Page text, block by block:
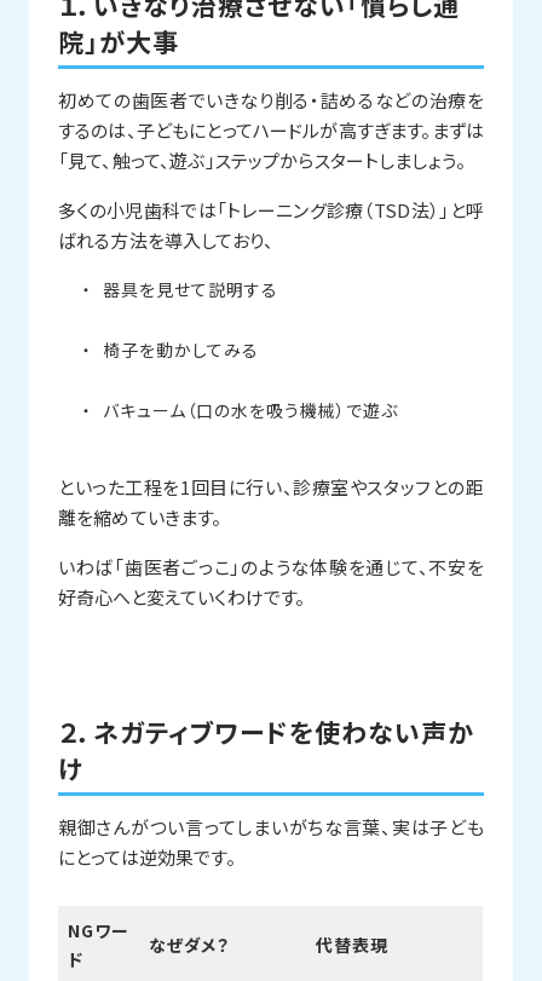
院」が大事
初めての歯医者でいきなり削る・詰めるなどの治療を
するのは、子どもにとってハードルが高すぎます。まずは
「見て、触って、遊ぶ」ステップからスタートしましょう。
多くの小児歯科では「トレーニング診療（TSD法）」と呼
ばれる方法を導入しており、
器具を見せて説明する
椅子を動かしてみる
バキューム（口の水を吸う機械）で遊ぶ
といった工程を1回目に行い、診療室やスタッフとの距
離を縮めていきます。
いわば「歯医者ごっこ」のような体験を通じて、不安を
好奇心へと変えていくわけです。
２．ネガティブワードを使わない声か
け
親御さんがつい言ってしまいがちな言葉、実は子ども
にとっては逆効果です。
NGワー
ド
なぜダメ？ 代替表現